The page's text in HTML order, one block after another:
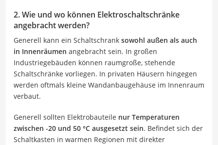
2. Wie und wo können Elektroschaltschränke
angebracht werden?
Generell kann ein Schaltschrank sowohl außen als auch
in Innenräumen angebracht sein. In großen
Industriegebäuden können raumgroße, stehende
Schaltschränke vorliegen. In privaten Häusern hingegen
werden oftmals kleine Wandanbaugehäuse im Innenraum
verbaut.
Generell sollten Elektrobauteile nur Temperaturen
zwischen -20 und 50 °C ausgesetzt sein. Befindet sich der
Schaltkasten in warmen Regionen mit direkter